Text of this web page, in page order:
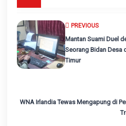
WNA Irlandia Tewas Mengapung di
PREVIOUS
Mantan Suami Duel
Seorang Bidan
Timur